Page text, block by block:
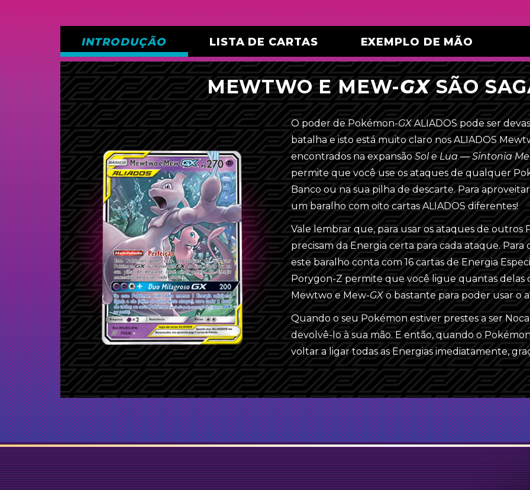
INTRODUÇÃO LISTA DE CARTAS EXEMPLO DE MÃO
MEWTWO EMEW-GXSÃO
O poder dePokémon-GXALIADOS pode ser
batalha e isto está muito claro nos ALIADOS
encontrados na expansãoSol e Lua — Sintonia
permite que você use os ataques de qualquer
Banco ou na sua pilha de descarte. Para
um baralho com oito cartas ALIADOS diferentes!
Vale lembrar que, para usar os ataques de outros
precisam da Energia certa para cada ataque.
este baralho conta com 16 cartas de Energia
Porygon-Z permite que você ligue quantas delas
Mewtwo e Mew-GXo bastante para poder usar o
Quando o seu Pokémon estiver prestes a ser
devolvê-lo à sua mão. E então, quando o
voltar a ligar todas as Energias imediatamente,
Pokémon (16)
2 Mewtwo e Mew-GX
3 Porygon-Z
3 Porygon
Mega Sableye e Tyranitar-GX
1 Raichu e Raichu de Alola- GX
1 Garchomp e Giratina-GX
1 Eevee e Snorlax-GX
1 Marshadow e Machamp-GX
1 Reshiram e Charizard-GX
1 Pheromosa e Buzzwole-GX
1 Dedenne-GX
Energia (16)
4 Energia Arco-Íris
4
Energia Unitária
{F}
{D}
{Y}
4
Energia Unitária
{G}
{R}
{W}
4
Energia Unitária
{L}
{P}
{M}
Treinador (28)
4 Cíntia
4 Lélia
2 Hospitalidade da Érica
2 Tate e Liza
4 Bola Estima
4 Comunicação Pokémon
Energia Arco-Íris
Pheromosa e Buzzwole-
GX
Energia Unitária{L}
{P}
{M}